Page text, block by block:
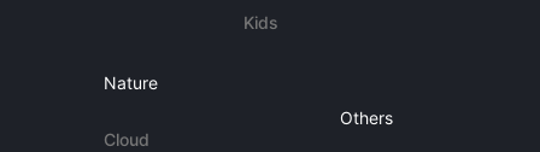
Kids
Nature
Cloud
Others